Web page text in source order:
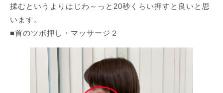
揉むというよりはじわ～っと20秒くらい押すと良いと思
います。
■首のツボ押し・マッサージ２